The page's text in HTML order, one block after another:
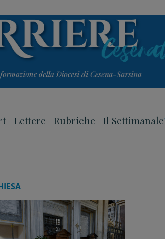
Lettere Rubriche Il Settimanale